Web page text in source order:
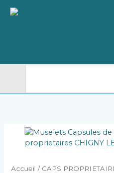
Accueil / CAPS
quantité